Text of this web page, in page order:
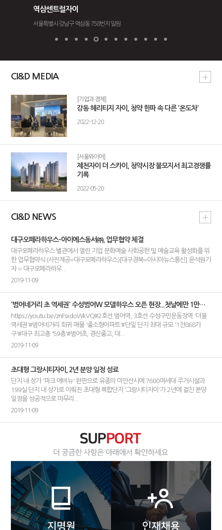
역삼센트럴자이
서울특별시 강남구 역삼동 758번지 일원
CI&D MEDIA
[기업과 경제]
강동 헤리티지 자이, 청약 한파 속 다른 '온도차'
2022-12-20
[서울와이어]
제천자이 더 스카이, 청약시장 불모지서 최고경쟁률
기록
2022-05-20
CI&D NEWS
대구오페라하우스-아이에스동서㈜, 업무협약 체결
대구오페라하우스 별관에서 열린 기업 문화예술 사회공헌 및 예술교육 활성화를 위
한 업무협약식.(사진제공=대구오페라하우스)[대구경북=아시아뉴스통신] 윤석원기
자 = 대구오페라하우...
2019-11-09
'범어네거리 초 역세권' 수성범어W 모델하우스 오픈 현장...첫날에만 1만명 몰려
https://youtu.be/znFsxdoWkVQ#2호선 범어역, 3호선 수성구민운동장역 '더블
역세권'#범어네거리 희귀 매물 '중소형아파트'#단일 단지 최대 규모 '1천868가
구'#대구 최고층 '59층'#범어초, 경신중고, 대...
2019-11-09
초대형 그랑시티자이, 2년 분양 일정 성료
단지 내 상가 '파크 에비뉴' 완판으로 유종의 미안산시에 7600여세대 주거시설과
199실 단지 내 상가로 이뤄진 초대형 복합단지 '그랑시티자이'가 2년에 걸친 분양
일정을 성공적으로 마무리...
2019-11-09